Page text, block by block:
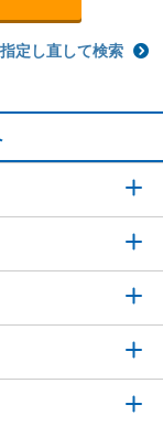
定し直して検索